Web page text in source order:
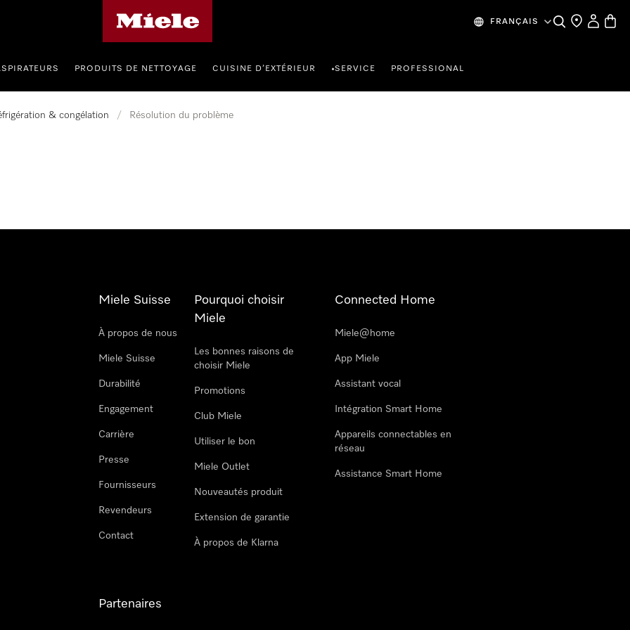
FRANÇAIS SearchFind a store
My
PRODUITS DE NETTOYAGE CUISINE D’EXTÉRIEUR •SERVICE PROFESSIONAL
& congélation / Résolution du problème
Miele Suisse
À propos de nous
Miele Suisse
Durabilité
Engagement
Carrière
Presse
Fournisseurs
Revendeurs
Contact
Pourquoi choisir
Miele
Les bonnes raisons de
choisir Miele
Promotions
Club Miele
Utiliser le bon
Miele Outlet
Nouveautés produit
Extension de garantie
À propos de Klarna
Connected Home
Miele@home
App Miele
Assistant vocal
Intégration Smart Home
Appareils connectables en
réseau
Assistance Smart Home
Partenaires